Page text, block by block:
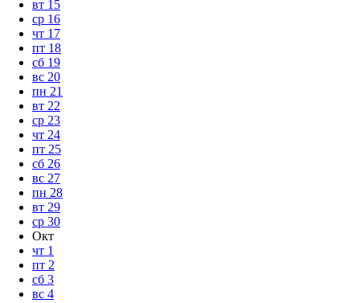
вт 15
ср 16
чт 17
пт 18
сб 19
вс 20
пн 21
вт 22
ср 23
чт 24
пт 25
сб 26
вс 27
пн 28
вт 29
ср 30
Окт
чт 1
пт 2
сб 3
вс 4